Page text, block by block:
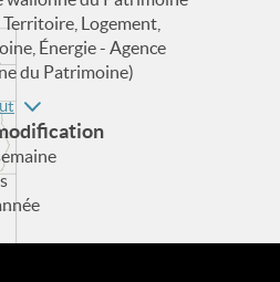
Territoire, Logement,
Énergie - Agence
du Patrimoine)